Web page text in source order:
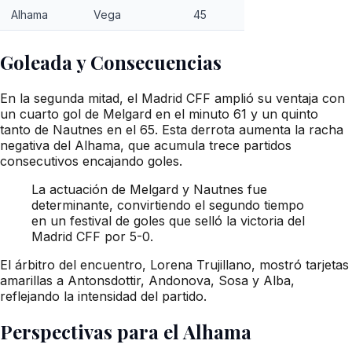
Alhama Vega 45
Goleada y Consecuencias
En la segunda mitad, el Madrid CFF amplió su ventaja con
un cuarto gol de Melgard en el minuto 61 y un quinto
tanto de Nautnes en el 65. Esta derrota aumenta la racha
negativa del Alhama, que acumula trece partidos
consecutivos encajando goles.
La actuación de Melgard y Nautnes fue
determinante, convirtiendo el segundo tiempo
en un festival de goles que selló la victoria del
Madrid CFF por 5-0.
El árbitro del encuentro, Lorena Trujillano, mostró tarjetas
amarillas a Antonsdottir, Andonova, Sosa y Alba,
reflejando la intensidad del partido.
Perspectivas para el Alhama